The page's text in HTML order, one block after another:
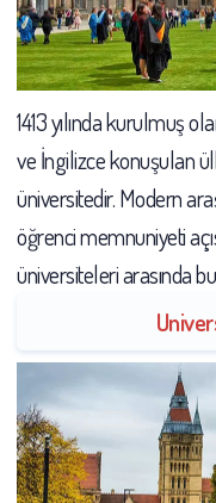
1413 yılında kurulmuş
ve İngilizce konuşulan
üniversitedir. Modern
öğrenci memnuniyeti
üniversiteleri arasında